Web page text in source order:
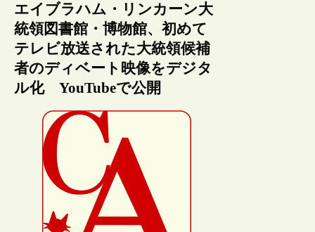
エイブラハム・リンカーン大
統領図書館・博物館、初めて
テレビ放送された大統領候補
者のディベート映像をデジタ
ル化 YouTubeで公開